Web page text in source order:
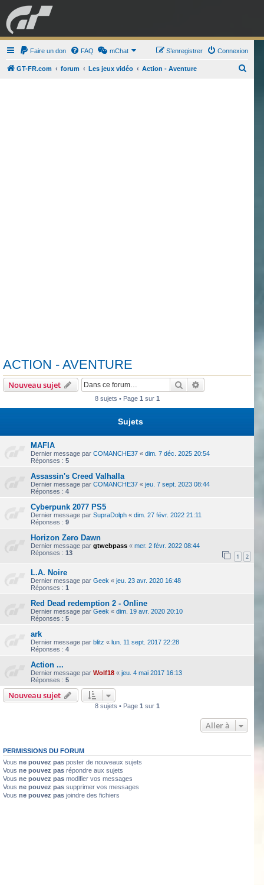
GRAN TURISMO FORUM
Faire un don FAQ mChat Connexion
S’enregistrer
GT-FR.com forum Les jeux vidéo Action - Aventure
ACTION - AVENTURE
Nouveau sujet Rechercher
8 sujets • Page 1 sur 1
Sujets
MAFIA
Dernier message par COMANCHE37 « dim. 7 déc. 2025 20:54
Réponses : 5
Assassin's Creed Valhalla
Dernier message par COMANCHE37 « jeu. 7 sept. 2023 08:44
Réponses : 4
Cyberpunk 2077 PS5
Dernier message par SupraDolph « dim. 27 févr. 2022 21:11
Réponses : 9
Horizon Zero Dawn
Dernier message par gtwebpass « mer. 2 févr. 2022 08:44
Réponses : 13 1 2
L.A. Noire
Dernier message par Geek « jeu. 23 avr. 2020 16:48
Réponses : 1
Red Dead redemption 2 - Online
Dernier message par Geek « dim. 19 avr. 2020 20:10
Réponses : 5
ark
Dernier message par blitz « lun. 11 sept. 2017 22:28
Réponses : 4
Action ...
Dernier message par Wolf18 « jeu. 4 mai 2017 16:13
Réponses : 5
Nouveau sujet
8 sujets • Page 1 sur 1
Aller à
PERMISSIONS DU FORUM
Vous ne pouvez pas poster de nouveaux sujets
Vous ne pouvez pas répondre aux sujets
Vous ne pouvez pas modifier vos messages
Vous ne pouvez pas supprimer vos messages
Vous ne pouvez pas joindre des fichiers